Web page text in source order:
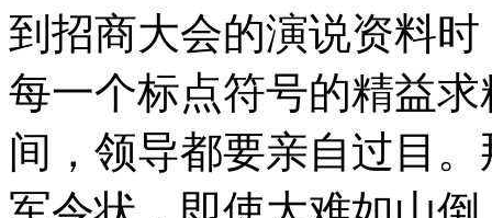
到招商大会的演说资料
每一个标点符号的精益
间，领导都要亲自过目